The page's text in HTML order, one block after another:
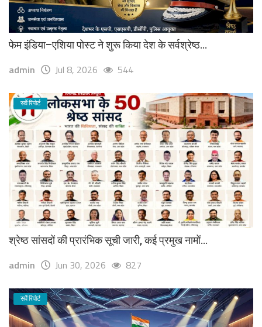
फेम इंडिया–एशिया पोस्ट ने शुरू किया देश के सर्वश्रेष्ठ...
admin Jul 8, 2026 544
सर्वे रिपोर्ट
श्रेष्ठ सांसदों की प्रारंभिक सूची जारी, कई प्रमुख नामों...
admin Jun 30, 2026 827
सर्वे रिपोर्ट